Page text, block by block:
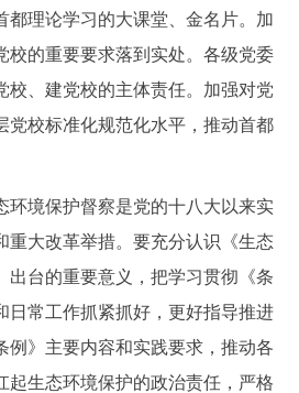
回到顶部
都理论学习的大课堂、金名片。加
校的重要要求落到实处。各级党委
校、建党校的主体责任。加强对党
党校标准化规范化水平，推动首都
境保护督察是党的十八大以来实
重大改革举措。要充分认识《生态
出台的重要意义，把学习贯彻《条
日常工作抓紧抓好，更好指导推进
例》主要内容和实践要求，推动各
起生态环境保护的政治责任，严格